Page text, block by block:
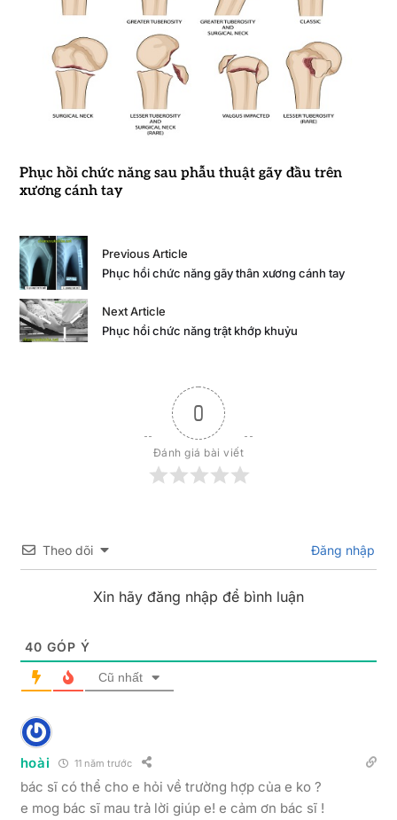
Phục hồi chức năng sau phẫu thuật gãy đầu trên
xương cánh tay
Previous Article
Phục hồi chức năng gãy thân xương cánh tay
Next Article
Phục hồi chức năng trật khớp khuỷu
0
Đánh giá bài viết
Theo dõi Đăng nhập
Xin hãy đăng nhập để bình luận
40 GÓP Ý
Cũ nhất
hoài 11 năm trước
bác sĩ có thể cho e hỏi về trường hợp của e ko ?
e mog bác sĩ mau trả lời giúp e! e cảm ơn bác sĩ !